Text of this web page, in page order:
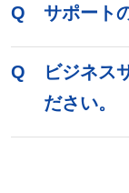
Q サポート
Q
ビジネス
ださい。